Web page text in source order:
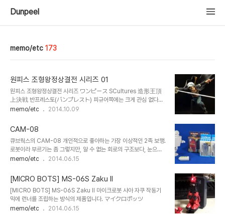
Dunpeel
memo/etc 173
원피스 조형왕정상결전 시리즈 01
원피스 조형왕정상결전 시리즈 ワンピース SCultures 造形王頂
上決戦 반프레스토(バンプレスト) 피규어쪽에는 크게 관심 없다가,
특히나 원피스 피규어에는 그다지 관심 없다가. 이건 가격을 떠나서 일
memo/etc 2014.10.09
CAM-08
큐브웍스의 CAM-08 개인적으로 좋아하는 가장 이상적인 2족 보행.
로봇이라 부르기는 좀 그렇지만, 알 수 없는 회로의 구조보다, 눈으로
원리가 전달되는 기믹의 순수함이 마음에 듬.
memo/etc 2014.06.15
[MICRO BOTS] MS-06S Zaku II
[MICRO BOTS] MS-06S Zaku II 마이크로봇 샤아 자쿠 작동기
믹에 런너를 조립하는 방식의 제품입니다. マイクロボッツ
memo/etc
2014.06.15